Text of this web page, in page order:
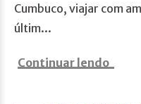
Cumbuco, viajar com
últim...
Continuar lendo